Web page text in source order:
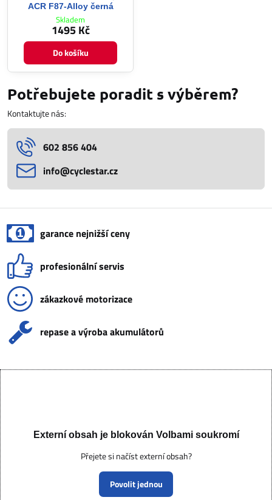
ACR F87-Alloy černá
Skladem
1495 Kč
Do košíku
Potřebujete poradit s výběrem?
Kontaktujte nás:
602 856 404
info​@cyclestar​.cz
garance nejnižší ceny
profesionální servis
zákazkové motorizace
repase a výroba akumulátorů
Externí obsah je blokován Volbami soukromí
Přejete si načíst externí obsah?
Povolit jednou